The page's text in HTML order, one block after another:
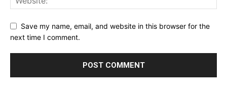
Save my name, email, and website in this browser for the
next time I comment.